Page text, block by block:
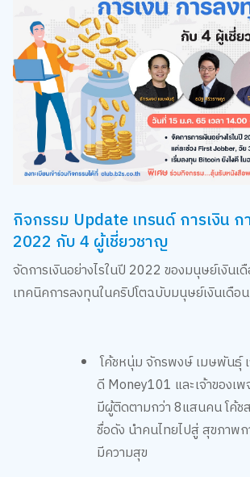
กิจกรรม Update เทรนด์ การเงิน
2022 กับ 4 ผู้เชี่ยวชาญ
จัดการเงินอย่างไรในปี 2022 ของมนุษย์เงินเ
เทคนิคการลงทุนในคริปโตฉบับมนุษย์เงินเดือน
โค้ชหนุ่มจักรพงษ์ เมษพันธุ์
ดี Money101 และเจ้าของเพ
มีผู้ติดตามกว่า8แสนคน โค้ช
ชื่อดัง นำคนไทยไปสู่ สุขภาพ
มีความสุข